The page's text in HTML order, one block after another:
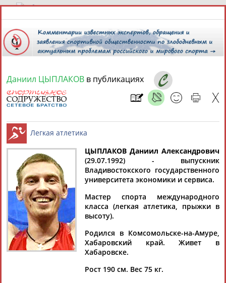
7 августа 2026 года,14:04
1персона
Даниил
ЦЫПЛАКОВ
Ваш запрос: "Даниил Цыплаков"
Документы 1-10 из 34 найденных уникальных документов
1 2 3
Даниил ЦЫПЛАКОВ в публикациях
Легкая атлетика
ЦЫПЛАКОВ Даниил Александрович
(29.07.1992) - выпускник
Владивостокского государственного
университета экономики и сервиса.
Мастер спорта международного
класса (легкая атлетика, прыжки в
высоту).
Родился в Комсомольске-на-Амуре,
Хабаровский край. Живет в
Хабаровске.
Рост 190 см. Вес 75 кг.